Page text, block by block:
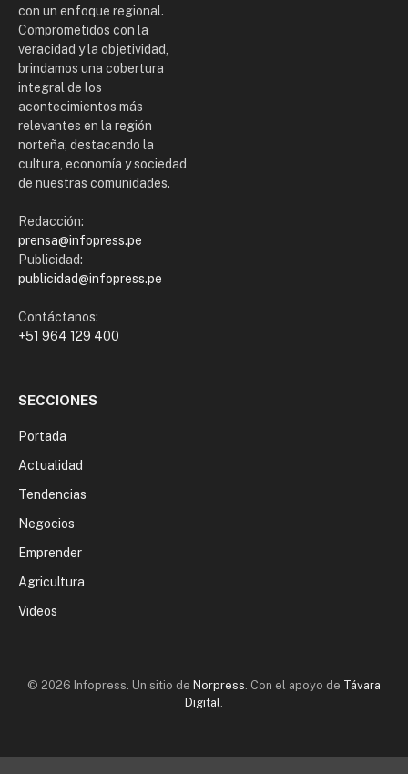
con un enfoque regional.
Comprometidos con la
veracidad y la objetividad,
brindamos una cobertura
integral de los
acontecimientos más
relevantes en la región
norteña, destacando la
cultura, economía y sociedad
de nuestras comunidades.
Redacción:
prensa@infopress.pe
Publicidad:
publicidad@infopress.pe
Contáctanos:
+51 964 129 400
SECCIONES
Portada
Actualidad
Tendencias
Negocios
Emprender
Agricultura
Videos
© 2026 Infopress. Un sitio de Norpress . Con el apoyo de Távara
Digital